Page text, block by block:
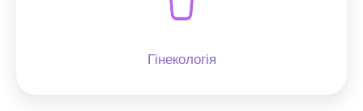
Гінекологія